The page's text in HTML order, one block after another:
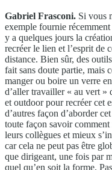
Gabriel Frasconi. Si vous
exemple fournie
y a quelques jours la
recréer le lien et l’esprit de
distance. Bien sûr, des
fait sans doute partie, mais
manger ou boire un verre
d’aller travailler « au vert »
et outdoor pour recréer cet
d’autres façon d’aborder
toute façon savoir
leurs collègues et mieux
car cela ne peut pas être
que dirigeant, une fois par
quel qu’en soit la forme.